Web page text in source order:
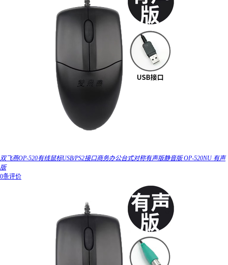
双飞燕OP-520有线鼠标USB/PS2接口商务办公台式对称有声版静音版 OP-520NU 有声
版
0条评价